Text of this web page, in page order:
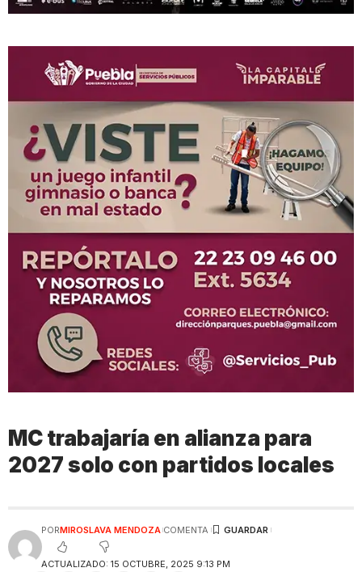
MC trabajaría en alianza para
2027 solo con partidos locales
ACTUALIZADO: 15 OCTUBRE, 2025 9:13 PM
PORMIROSLAVA MENDOZA COMENTA